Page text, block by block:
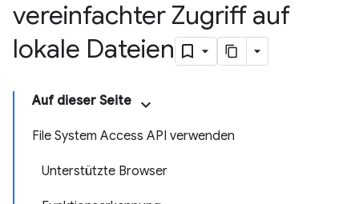
vereinfachter Zugriff auf
lokale Dateien
Auf dieser Seite
File System Access API verwenden
Unterstützte Browser